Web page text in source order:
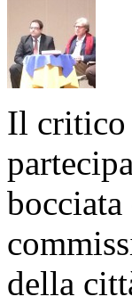
Il critico
della